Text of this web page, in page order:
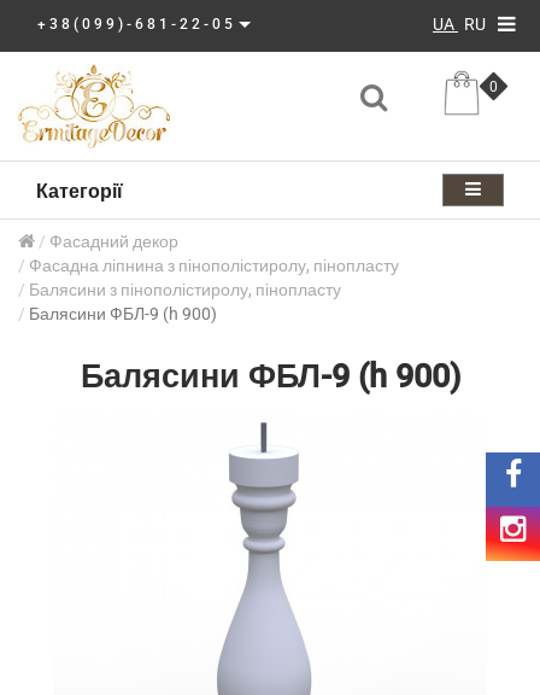
+38(099)-681-22-05 UA RU
0
Категорії
Фасадний декор
Фасадна ліпнина з пінополістиролу, пінопласту
Балясини з пінополістиролу, пінопласту
Балясини ФБЛ-9 (h 900)
Балясини ФБЛ-9 (h 900)